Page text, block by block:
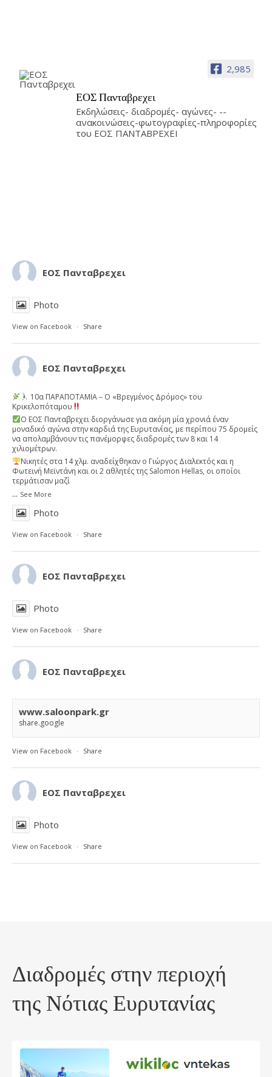
2,985
ΕΟΣ Πανταβρεχει
Εκδηλώσεις- διαδρομές- αγώνες- --
ανακοινώσεις-φωτογραφίες-πληροφορίες
του ΕΟΣ ΠΑΝΤΑΒΡΕΧΕΙ
ΕΟΣ Πανταβρεχει
Photo
View on Facebook · Share
ΕΟΣ Πανταβρεχει
10α ΠΑΡΑΠΟΤΑΜΙΑ – Ο «Βρεγμένος Δρόμος» του
Κρικελοπόταμου
Ο ΕΟΣ Πανταβρεχει διοργάνωσε για ακόμη μία χρονιά έναν
μοναδικό αγώνα στην καρδιά της Ευρυτανίας, με περίπου 75 δρομείς
να απολαμβάνουν τις πανέμορφες διαδρομές των 8 και 14
χιλιομέτρων.
Νικητές στα 14 χλμ. αναδείχθηκαν ο Γιώργος Διαλεκτός και η
Φωτεινή Μεϊντάνη και οι 2 αθλητές της Salomon Hellas, οι οποίοι
τερμάτισαν μαζί
... See More
Photo
View on Facebook · Share
ΕΟΣ Πανταβρεχει
Photo
View on Facebook · Share
ΕΟΣ Πανταβρεχει
www.saloonpark.gr
share.google
View on Facebook · Share
ΕΟΣ Πανταβρεχει
Photo
View on Facebook · Share
Διαδρομές στην περιοχή
της Νότιας Ευρυτανίας